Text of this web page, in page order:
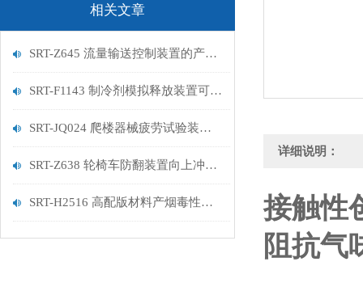
相关文章
SRT-Z645 流量输送控制装置的产品说明
SRT-F1143 制冷剂模拟释放装置可以用在哪些方面
SRT-JQ024 爬楼器械疲劳试验装置的简单介绍
SRT-Z638 轮椅车防翻装置向上冲击测试试验机的应用有哪些 参数稳定
SRT-H2516 高配版材料产烟毒性试验装置（鼠笼法）介绍 参数稳定
详细说明：
接触性
阻抗气